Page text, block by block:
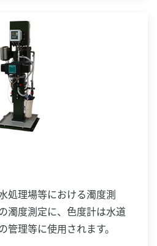
処理場等における濁度測
濁度測定に、色度計は水道
管理等に使用されます。